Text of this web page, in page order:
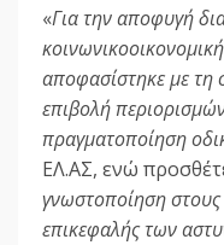
«Για την αποφυγή
αποφασίστηκε με τη
επιβολή
πραγματοποίηση
ΕΛ.ΑΣ, ενώ
γνωστοποίηση
επικεφαλής των